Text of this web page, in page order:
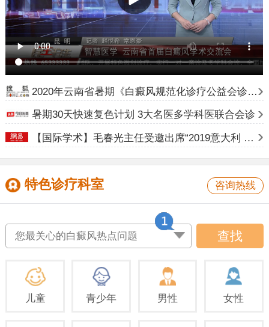
2020年云南省暑期《白癜风规范化诊疗公益会诊》计划
暑期30天快速复色计划 3大名医多学科医联合会诊
【国际学术】毛春光主任受邀出席“2019意大利 24 届世界皮肤科大
咨询热线
特色诊疗科室
您最关心的白癜风热点问题 查找
儿童 青少年 男性 女性